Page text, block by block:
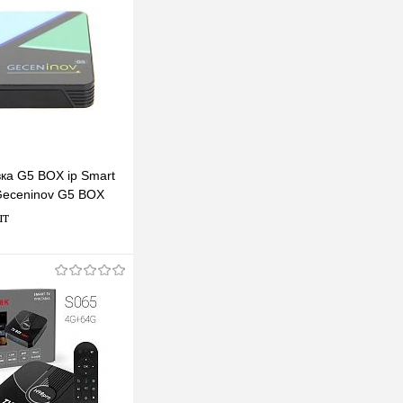
G5 BOX ip Smart
G5 BOX
В наличии